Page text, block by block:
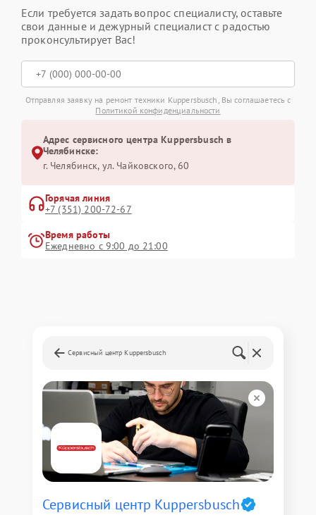
Если требуется задать вопрос специалисту, оставьте
свои данные и дежурный специалист с радостью
проконсультирует Вас!
Отправляя заявку на ремонт техники Kuppersbusch, Вы соглашаетесь с
Политикой конфиденциальности
Адрес сервисного центра Kuppersbusch в
Челябинске:
г. Челябинск, ул. Чайковского, 60
Горячая линия
+7 (351) 200-72-67
Время работы
Ежедневно с 9:00 до 21:00
Сервисный центр Kuppersbusch
Сервисный центр Kuppersbusch